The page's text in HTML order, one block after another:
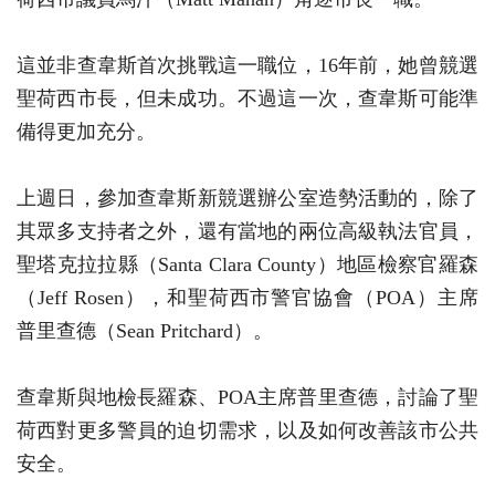
這並非查韋斯首次挑戰這一職位，16年前，她曾競選
聖荷西市長，但未成功。不過這一次，查韋斯可能準
備得更加充分。
上週日，參加查韋斯新競選辦公室造勢活動的，除了
其眾多支持者之外，還有當地的兩位高級執法官員，
聖塔克拉拉縣（Santa Clara County）地區檢察官羅森
（Jeff Rosen），和聖荷西市警官協會（POA）主席
普里查德（Sean Pritchard）。
查韋斯與地檢長羅森、POA主席普里查德，討論了聖
荷西對更多警員的迫切需求，以及如何改善該市公共
安全。